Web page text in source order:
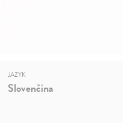
JAZYK
Slovenčina